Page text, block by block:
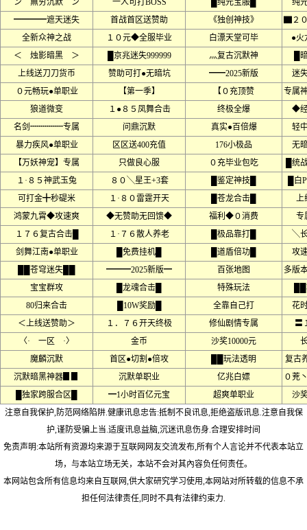
ン 無穷沉默 ン
一人可打BOSS █纯元宝服█
纯
━━━━遮天迷失
首战首区送赞助 《独创神技》
▇２
全新众神之战
１０元◆全服毕业 白漂天堂可毕
●火
＜ 烛影暗黑 ＞
█京兆迷失999999 灬复古沉默神
█
上线送刀刀货币
赞助可打●无暗坑 ━━2025新版
迷
０元畅玩●单职业
【第一季】 【０充顶赞
专属
狼道微变
１●８５凤舞合击 终极全爆
◆
名剑┉┉┉┉专属
问鼎沉默 真实●百倍爆
轻
暴力疾风●单职业
区区送400充值 176小极品
无
【万妖神宠】专属
只做良心服 ０充毕业包吃
█统
１·８５神武玉兔
８０╲星王+3套 █鉴定神技█
█白
可打金╋秒碮米
１·８０雷霆开天 █苍龙合击█
上
鸿蒙九霄◆攻速爽
◆无赞助无回馈◆ 福利◆０消费
专
１７６复古合击█
１·７６散人养老 █极品靠打█
╲
剑舞江南●单职业
█免费挂机█ █道盾倍功█
攻
██苍穹迷失██
━━━2025新版━ 百张地图
多版
宝宝群攻
█龙魂合击█ 特殊玩法
80归来合击
█10W奖励█ 全靠自己打
花
＜上线送赞助＞
１．７６开天终极 修仙剧情专属
〓
〈· 一区 ·〉
金币 沙奖10000元
魔麟沉默
首区●切割●倍攻 ██玩法透明
复古
沉默暗黑神器▊▊
沉默单职业 亿兆白嫖
０茺
█独家跨服合区█
━1小时百亿元宝 超爽单职业
沙
注意自我保护,防范网络陷阱.健康讯息忠告:抵制不良讯息,拒绝盗版讯息.注意自我保
护,谨防受骗上当.适度讯息益脑,沉迷讯息伤身.合理安排时间
免责声明:本站所有资源均来源于互联网网友交流发布,所有个人言论并不代表本站立
场，与本站立场无关，本站不会对其內容负任何责任。
本网站包含所有信息均来自互联网,供大家研究学习使用,本网站对所转载的信息不承
担任何法律责任,同时不具有法律约束力.